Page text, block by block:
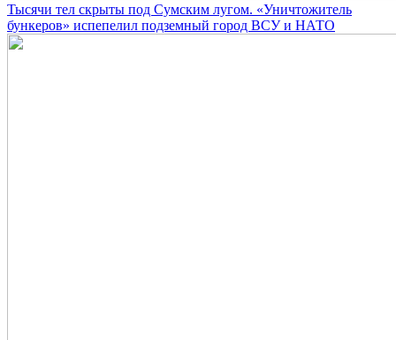
Тысячи тел скрыты под Сумским лугом. «Уничтожитель
бункеров» испепелил подземный город ВСУ и НАТО